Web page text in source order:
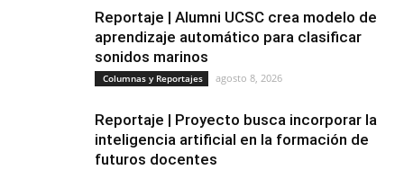
Reportaje | Alumni UCSC crea modelo de
aprendizaje automático para clasificar
sonidos marinos
Columnas y Reportajes agosto 8, 2026
Reportaje | Proyecto busca incorporar la
inteligencia artificial en la formación de
futuros docentes